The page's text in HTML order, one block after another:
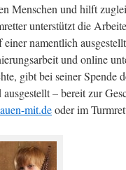
Menschen und hilft
unterstützt die
einer namentlich
und online
gibt bei seiner
ausgestellt – bereit zur
mit.deoder im